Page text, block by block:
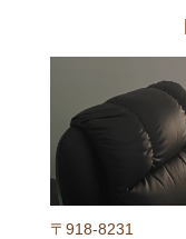
〒918-8231